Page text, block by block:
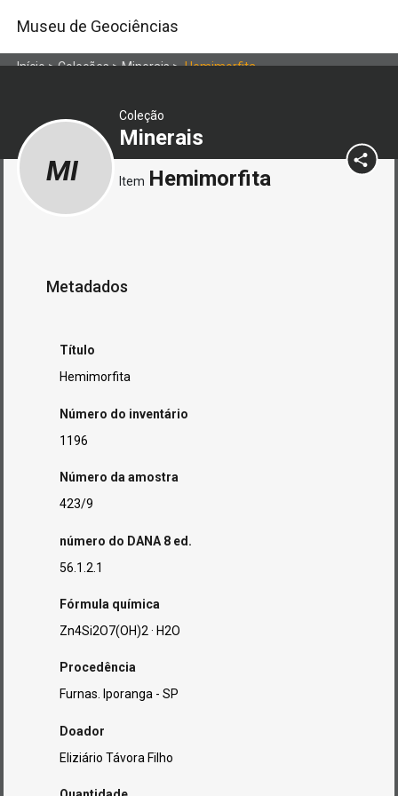
Museu de Geociências
Início>Coleções>Minerais>Hemimorfita
Coleção
Minerais
MI Item Hemimorfita
Metadados
Título
Hemimorfita
Número do inventário
1196
Número da amostra
423/9
número do DANA 8 ed.
56.1.2.1
Fórmula química
Zn4Si2O7(OH)2 · H2O
Procedência
Furnas. Iporanga - SP
Doador
Eliziário Távora Filho